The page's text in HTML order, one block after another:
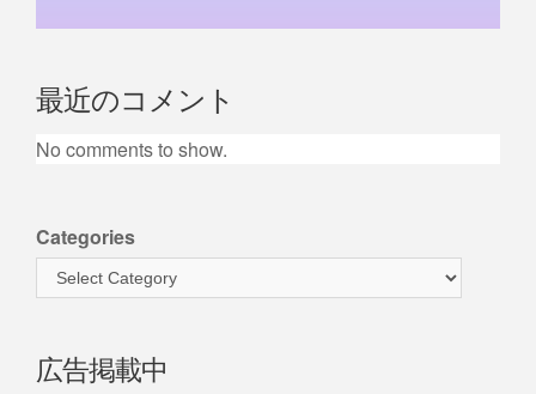
最近のコメント
No comments to show.
Categories
広告掲載中